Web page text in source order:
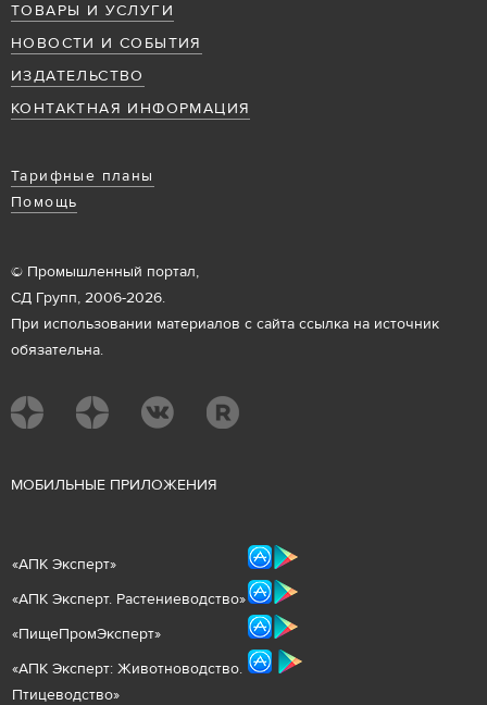
ТОВАРЫ И УСЛУГИ
НОВОСТИ И СОБЫТИЯ
ИЗДАТЕЛЬСТВО
КОНТАКТНАЯ ИНФОРМАЦИЯ
Тарифные планы
Помощь
© Промышленный портал,
СД Групп, 2006-2026.
При использовании материалов с сайта ссылка на источник
обязательна.
МОБИЛЬНЫЕ ПРИЛОЖЕНИЯ
«АПК Эксперт»
«АПК Эксперт. Растениеводство»
«ПищеПромЭксперт»
«АПК Эксперт: Животноводство.
Птицеводство»